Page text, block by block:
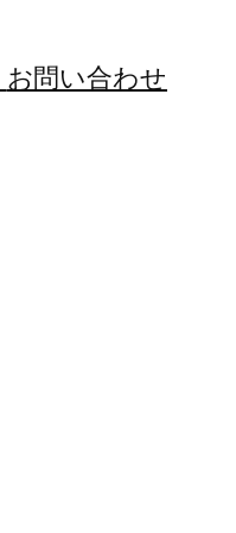
お問い合わせ